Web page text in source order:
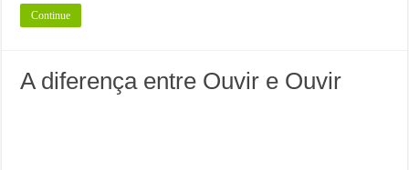
Continue
A diferença entre Ouvir e Ouvir